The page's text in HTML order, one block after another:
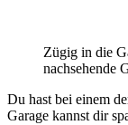
Zügig in die
nachsehende
Du hast bei einem
Garage kannst dir